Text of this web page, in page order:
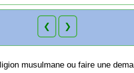
❮ ❯
musulmane ou faire une